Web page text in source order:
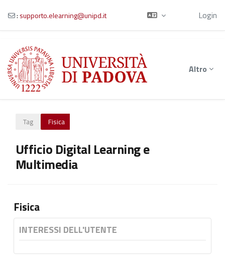
Vai al contenuto principale
: supporto.elearning@unipd.it Login
Altro
Tag Fisica
Ufficio Digital Learning e
Multimedia
Fisica
INTERESSI DELL'UTENTE